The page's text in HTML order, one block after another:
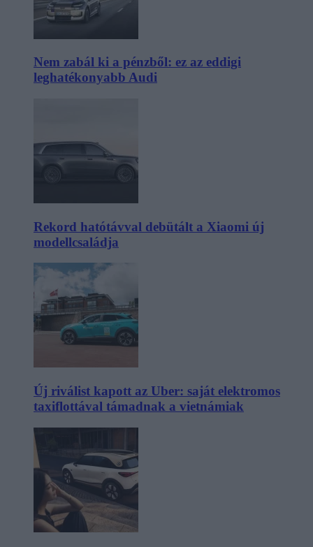
Nem zabál ki a pénzből: ez az eddigi
leghatékonyabb Audi
Rekord hatótávval debütált a Xiaomi új
modellcsaládja
Új riválist kapott az Uber: saját elektromos
taxiflottával támadnak a vietnámiak